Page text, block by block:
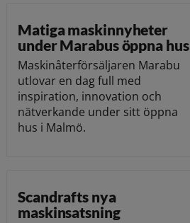
Matiga maskinnyheter
under Marabus öppna hus
Maskinåterförsäljaren Marabu
utlovar en dag full med
inspiration, innovation och
nätverkande under sitt öppna
hus i Malmö.
Scandrafts nya
maskinsatsning